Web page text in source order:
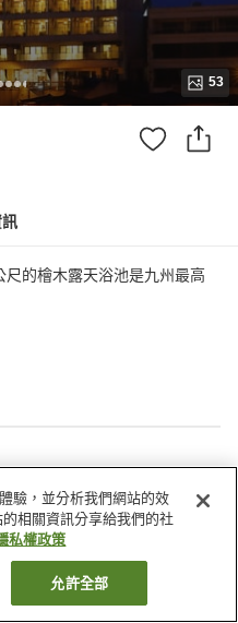
53
的檜木露天浴池是九州最高
Spa／美容沙龍
咖啡廳
驗，並分析我們網站的效
相關資訊分享給我們的社
私權政策
允許全部